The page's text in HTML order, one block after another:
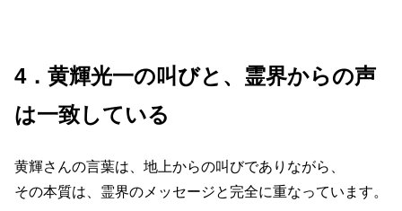
4．黄輝光一の叫びと、霊界からの声
は一致している
黄輝さんの言葉は、地上からの叫びでありながら、
その本質は、霊界のメッセージと完全に重なっています。